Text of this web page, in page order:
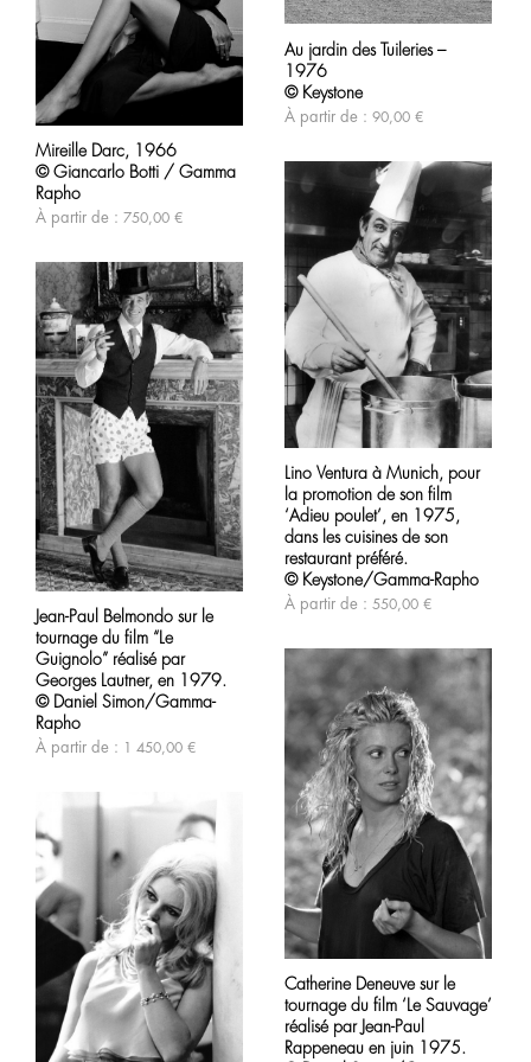
Ce
a
plusieurs
variations.
Les
options
être
choisies
sur
la
du
produit
Au jardin des Tuileries –
1976
© Keystone
À partir de : 90,00 €
Ce
a
plusieurs
variations.
Les
options
être
choisies
sur
la
page
du
produit
Mireille Darc, 1966
© Giancarlo Botti / Gamma
Rapho
À partir de : 750,00 €
Ce
a
plusieurs
variations.
Les
options
peuvent
être
choisies
la
page
produit
Lino Ventura à Munich, pour
la promotion de son film
‘Adieu poulet’, en 1975,
dans les cuisines de son
restaurant préféré.
© Keystone/Gamma-Rapho
À partir de : 550,00 €
Ce
a
plusieurs
variations.
Les
options
peuvent
être
choisies
page
du
produit
Jean-Paul Belmondo sur le
tournage du film “Le
Guignolo” réalisé par
Georges Lautner, en 1979.
© Daniel Simon/Gamma-
Rapho
À partir de : 1 450,00 €
Ce
a
plusieurs
variations.
Les
Catherine Deneuve sur le
tournage du film ‘Le Sauvage’
réalisé par Jean-Paul
Rappeneau en juin 1975.